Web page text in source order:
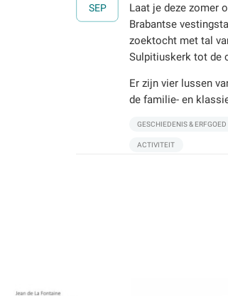
SEP
Laat je deze zomer
Brabantse
zoektocht met tal
Sulpitiuskerk tot de
Er zijn vier lussen
de familie- en
GESCHIEDENIS & ERFGOED
ACTIVITEIT